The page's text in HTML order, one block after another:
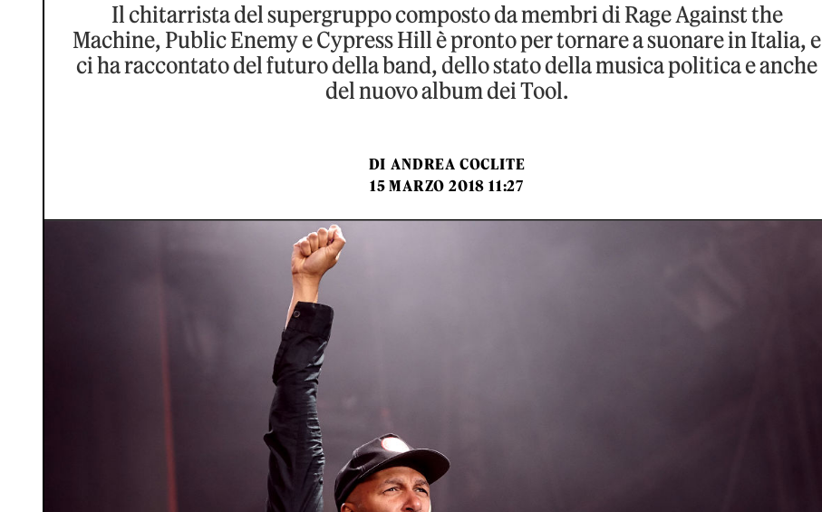
Il chitarrista del supergruppo composto da membri di Rage Against the
Machine, Public Enemy e Cypress Hill è pronto per tornare a suonare in Italia, e
ci ha raccontato del futuro della band, dello stato della musica politica e anche
del nuovo album dei Tool.
DI ANDREA COCLITE
15 MARZO 2018 11:27